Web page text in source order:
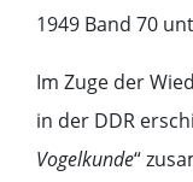
1949 Band 70
Im Zuge der
in der DDR
Vogelkunde“